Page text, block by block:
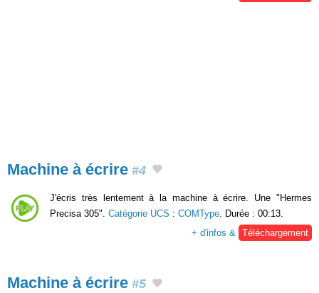
Machine à écrire #4
J'écris très lentement à la machine à écrire. Une "Hermes
Precisa 305". Catégorie UCS : COMType. Durée : 00:13.
+ d'infos & Téléchargement
Machine à écrire #5